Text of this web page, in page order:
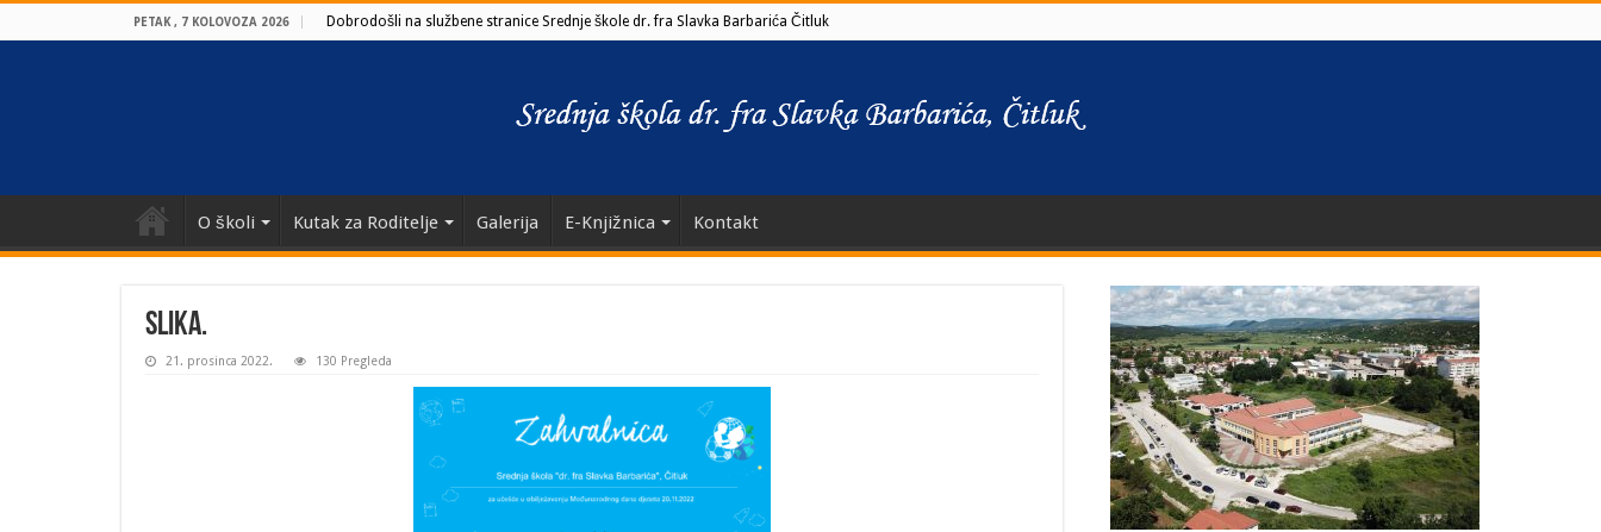
PETAK , 7 KOLOVOZA 2026 Dobrodošli na službene stranice Srednje škole dr. fra Slavka Barbarića Čitluk
O školi Kutak za Roditelje Galerija E-Knjižnica Kontakt
Slika.
21. prosinca 2022. 130 Pregleda